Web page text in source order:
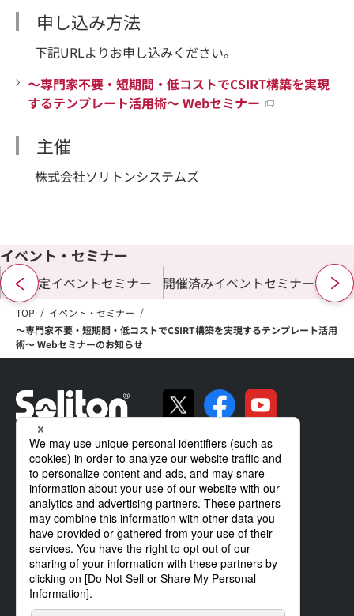
申し込み方法
下記URLよりお申し込みください。
～専門家不要・短期間・低コストでCSIRT構築を実現
するテンプレート活用術～ Webセミナー
主催
株式会社ソリトンシステムズ
イベント・セミナー
開催予定イベントセミナー 開催済みイベントセミナー
TOP
イベント・セミナー
～専門家不要・短期間・低コストでCSIRT構築を実現するテンプレート活用
術～ Webセミナーのお知らせ
ソリトンの強み
製品・サービス
導入事例
サポート
企業情報
IR情報
ニュース